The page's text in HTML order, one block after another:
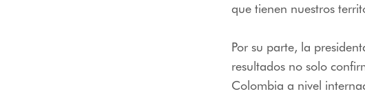
que tienen nuestros
Por su parte, la
resultados no solo
Colombia a nivel